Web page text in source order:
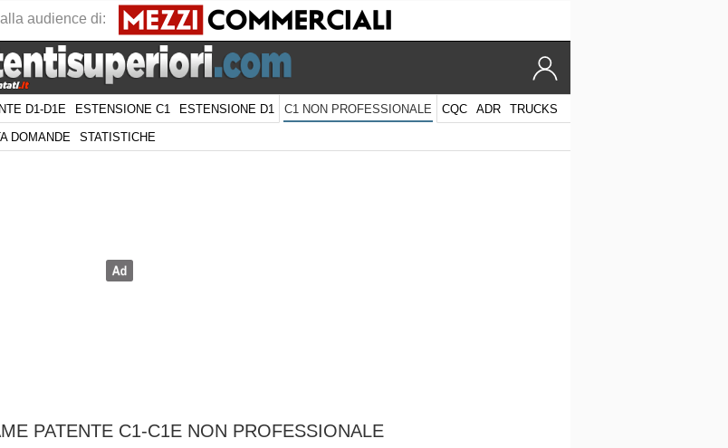
D1-D1E ESTENSIONE C1 ESTENSIONE D1 C1 NON PROFESSIONALE CQC ADR TRUCKS
DOMANDE STATISTICHE
PATENTE C1-C1E NON PROFESSIONALE
audience di: